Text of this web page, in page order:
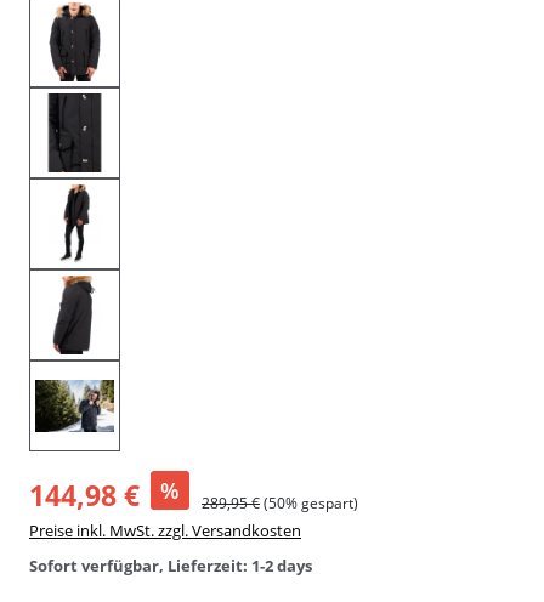
144,98 € % 289,95 €(50% gespart)
Preise inkl. MwSt. zzgl. Versandkosten
Sofort verfügbar, Lieferzeit: 1-2 days